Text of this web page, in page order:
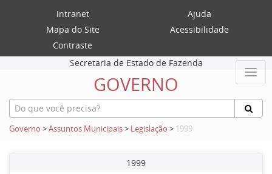
Intranet
Ajuda
Mapa do Site
Acessibilidade
Contraste
Secretaria de Estado de Fazenda
GOVERNO
Governo >Assuntos Municipais> Legislação > 1999
1999